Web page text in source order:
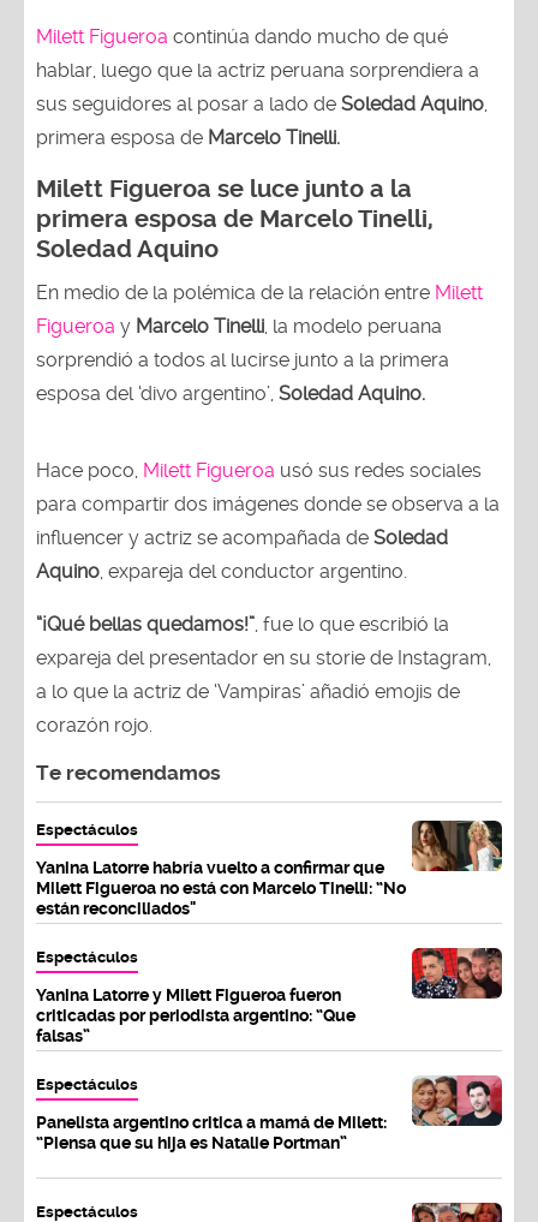
Milett Figueroa continúa dando mucho de qué
hablar, luego que la actriz peruana sorprendiera a
sus seguidores al posar a lado de Soledad Aquino
primera esposa de Marcelo Tinelli.
Milett Figueroa se luce junto a la
primera esposa de Marcelo Tinelli,
Soledad Aquino
En medio de la polémica de la relación entre Milett
Figueroa y Marcelo Tinelli , la modelo peruana
sorprendió a todos al lucirse junto a la primera
esposa del ‘divo argentino’, Soledad Aquino.
Hace poco, Milett Figueroa usó sus redes sociales
para compartir dos imágenes donde se observa a la
influencer y actriz se acompañada de Soledad
Aquino , expareja del conductor argentino.
“¡Qué bellas quedamos!” , fue lo que escribió la
expareja del presentador en su storie de Instagram,
a lo que la actriz de ‘Vampiras’ añadió emojis de
corazón rojo.
Te recomendamos
Espectáculos
Yanina Latorre habría vuelto a confirmar que
Milett Figueroa no está con Marcelo Tinelli: “No
están reconciliados"
Espectáculos
Yanina Latorre y Milett Figueroa fueron
criticadas por periodista argentino: “Que
falsas”
Espectáculos
Panelista argentino critica a mamá de Milett:
“Piensa que su hija es Natalie Portman”
Espectáculos